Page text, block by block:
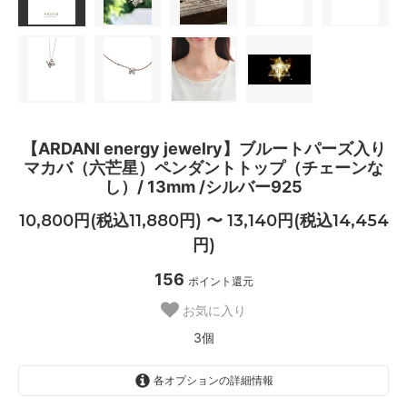
【ARDANI energy jewelry】ブルートパーズ入り
マカバ（六芒星）ペンダントトップ（チェーンな
し）/ 13mm /シルバー925
10,800円(税込11,880円) 〜 13,140円(税込14,454
円)
156 ポイント還元
お気に入り
3個
各オプションの詳細情報